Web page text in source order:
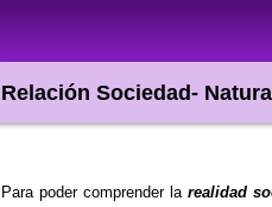
Relación Sociedad-
Para poder comprender la realidad